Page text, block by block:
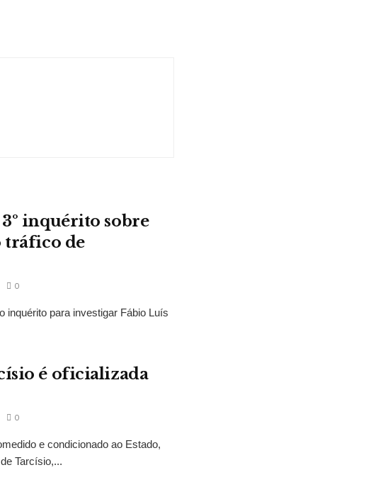
inquérito sobre
tráfico de
0
inquérito para investigar Fábio Luís
é oficializada
0
e condicionado ao Estado,
Tarcísio,...